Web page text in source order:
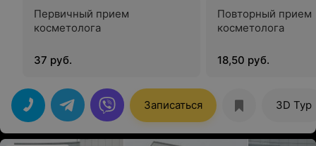
Первичный прием
косметолога
37 руб.
Повторный прием
косметолога
18,50 руб.
Записаться 3D Тур